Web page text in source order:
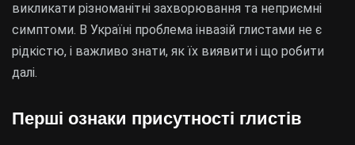
викликати різноманітні захворювання та неприємні
симптоми. В Україні проблема інвазій глистами не є
рідкістю, і важливо знати, як їх виявити і що робити
далі.
Перші ознаки присутності глистів